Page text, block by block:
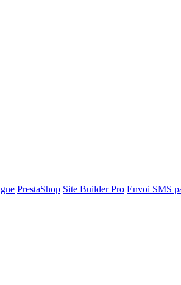
PrestaShop Site Builder Pro Envoi SMS